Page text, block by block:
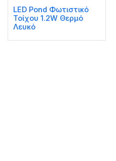
LED Pond Φωτιστικό
Τοίχου 1.2W Θερμό
Λευκό